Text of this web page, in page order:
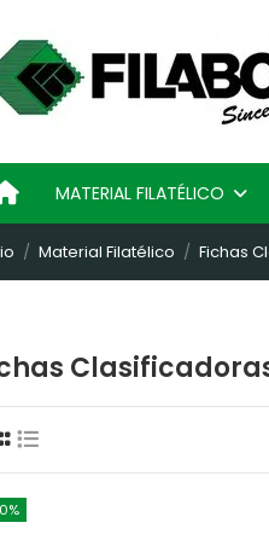
MATERIAL FILATÉLICO
Material Filatélico Fichas